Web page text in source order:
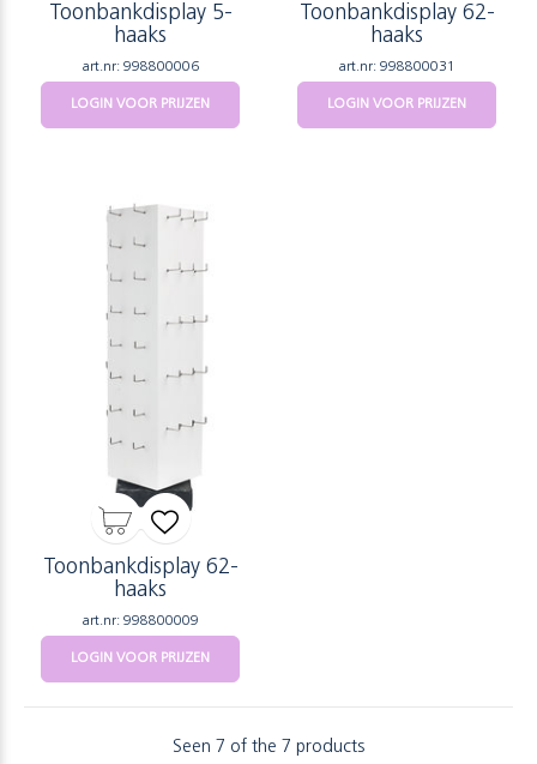
Toonbankdisplay 5-
haaks
art.nr: 998800006
LOGIN VOOR PRIJZEN
Toonbankdisplay 62-
haaks
art.nr: 998800031
LOGIN VOOR PRIJZEN
Toonbankdisplay 62-
haaks
art.nr: 998800009
LOGIN VOOR PRIJZEN
Seen 7 of the 7 products